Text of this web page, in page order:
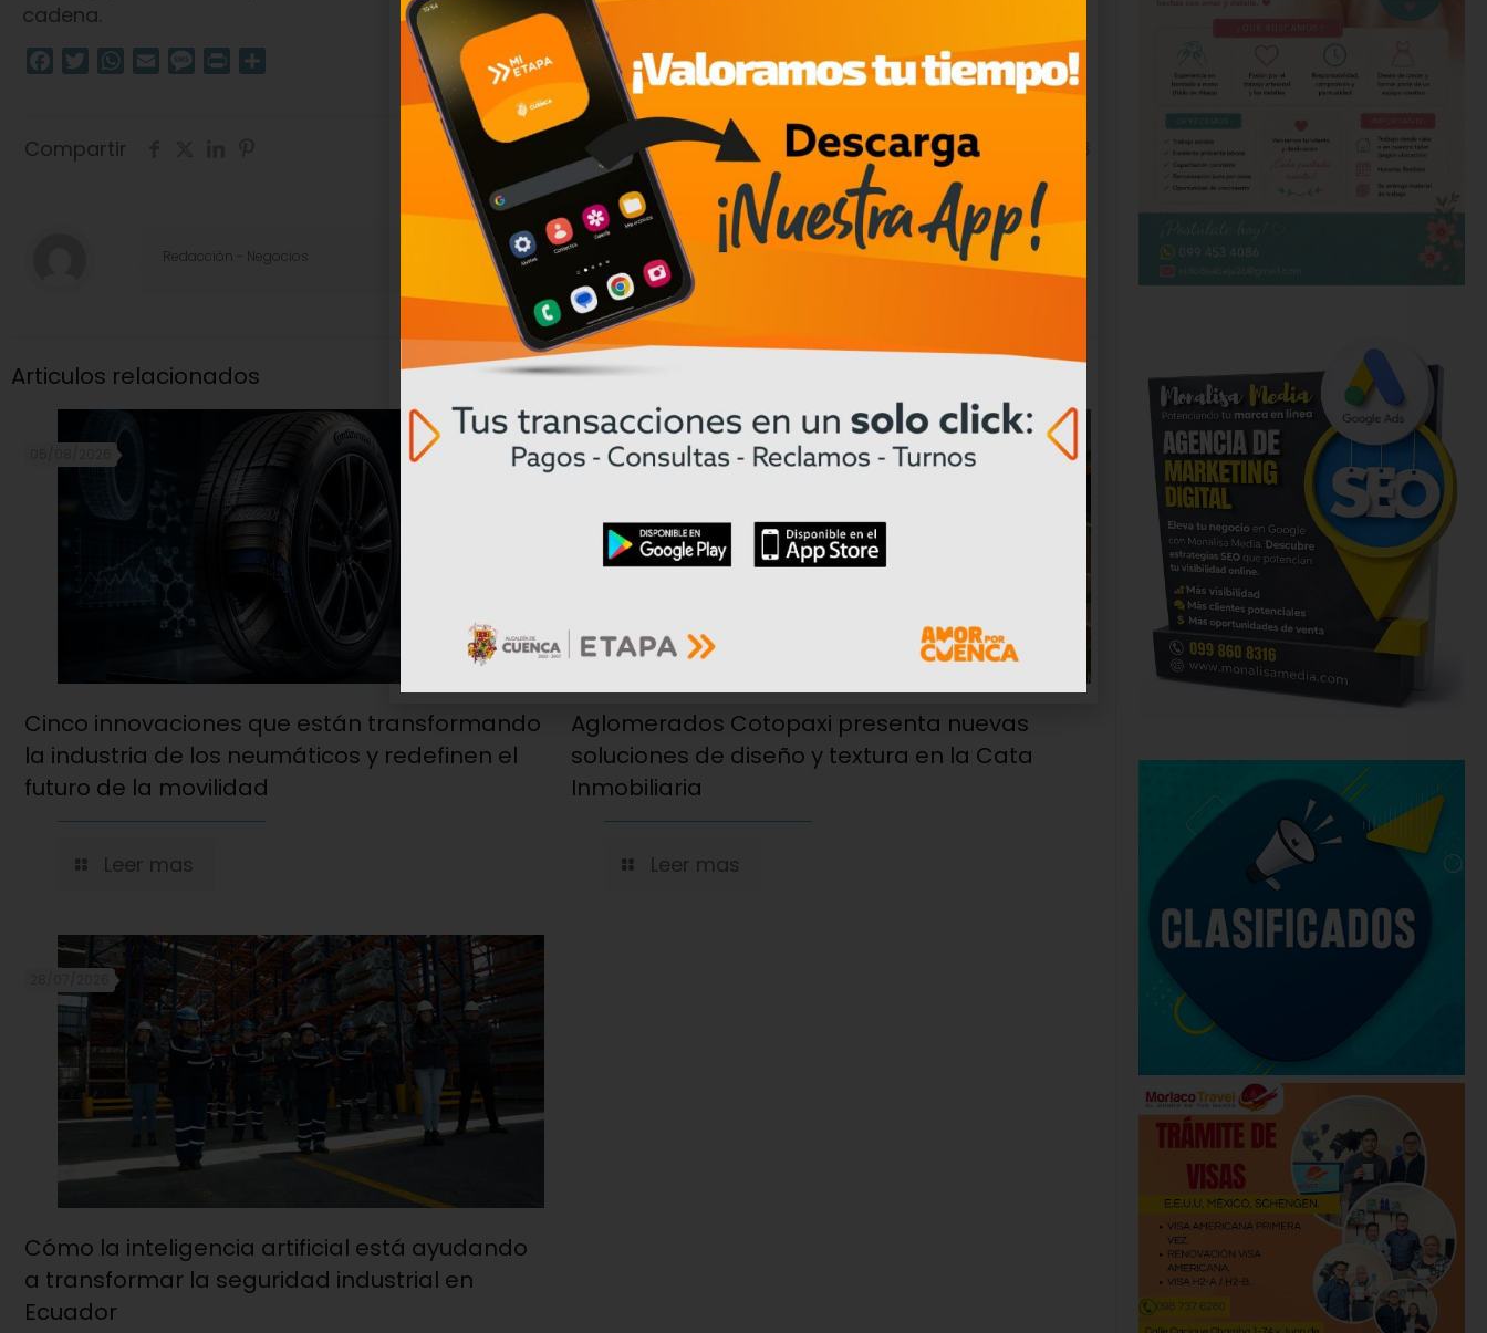
cadena.
Facebook
TwitterWhatsApp
Email Message
Print
Compartir
Redacciòn - Negocios
Articulos relacionados
Cinco innovaciones que están transformando
la industria de los neumáticos y redefinen el
futuro de la movilidad
Leer mas
28/07/2026
Aglomerados Cotopaxi presenta nuevas
soluciones de diseño y textura en la Cata
Inmobiliaria
Leer mas
Cómo la inteligencia artificial está ayudando
a transformar la seguridad industrial en
Ecuador